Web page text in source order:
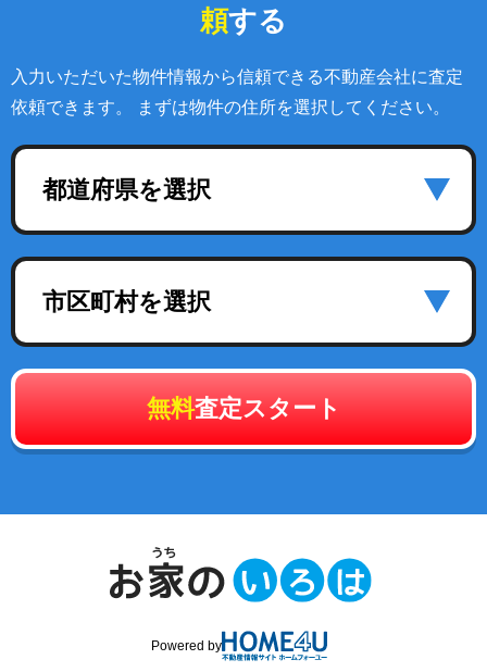
頼する
入力いただいた物件情報から信頼できる不動産会社に査定
依頼できます。 まずは物件の住所を選択してください。
都道府県を選択
市区町村を選択
無料査定スタート
Powered by